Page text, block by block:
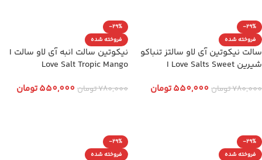
-29%
فروخته شده
سالت نیکوتین آی لاو سالتز تنباکو
شیرین I Love Salts Sweet
780,000تومان 550,000تومان
-29%
فروخته شده
نیکوتین سالت انبه آی لاو سالت I
Love Salt Tropic Mango
780,000تومان 550,000تومان
-29%
فروخته شده
-29%
فروخته شده